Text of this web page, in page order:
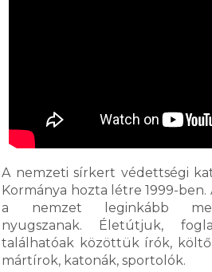
A nemzeti sírkert védettségi
Kormánya hozta létre 1999-
a nemzet leginkább
nyugszanak. Életútjuk,
találhatóak közöttük írók,
mártírok, katonák, sportolók.